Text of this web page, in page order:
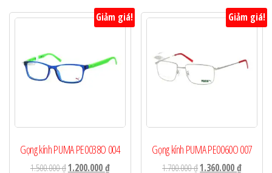
Giảm giá!
Gọng kính PUMA PE0038O 004
1.500.000₫Giá
1.200.000₫Giá
Giảm giá!
Gọng kính PUMA PE0060O 007
1.700.000₫Giá
1.360.000₫Giá